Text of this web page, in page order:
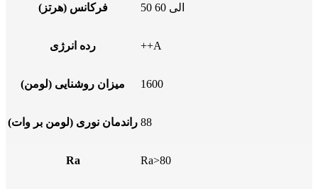
فرکانس (هرتز) 50 الی 60
رده انرژی ++A
میزان روشنایی (لومن) 1600
راندمان نوری (لومن بر وات) 88
Ra Ra>80